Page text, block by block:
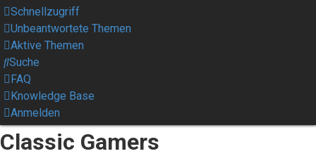
Schnellzugriff
Unbeantwortete Themen
Aktive Themen
Suche
FAQ
Knowledge Base
Anmelden
Classic Gamers